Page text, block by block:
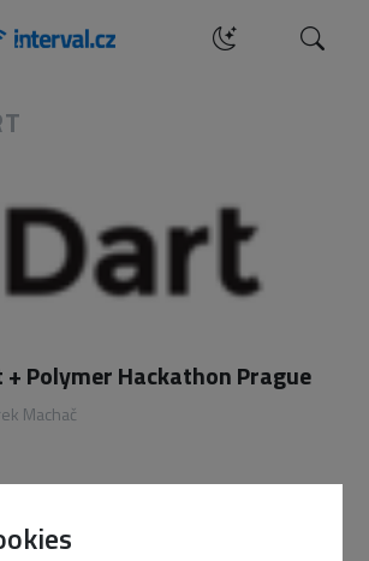
Hledat
Polymer Hackathon Prague
Machač